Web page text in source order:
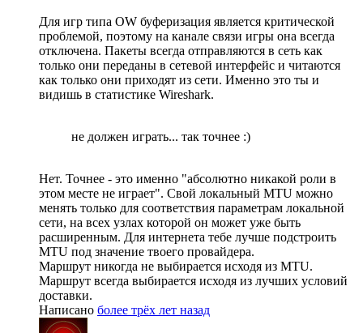
Для игр типа OW буферизация является критической
проблемой, поэтому на канале связи игры она всегда
отключена. Пакеты всегда отправляются в сеть как
только они переданы в сетевой интерфейс и читаются
как только они приходят из сети. Именно это ты и
видишь в статистике Wireshark.
не должен играть... так точнее :)
Нет. Точнее - это именно "абсолютно никакой роли в
этом месте не играет". Свой локальный MTU можно
менять только для соответствия параметрам локальной
сети, на всех узлах которой он может уже быть
расширенным. Для интернета тебе лучше подстроить
MTU под значение твоего провайдера.
Маршрут никогда не выбирается исходя из MTU.
Маршрут всегда выбирается исходя из лучших условий
доставки.
Написано более трёх лет назад